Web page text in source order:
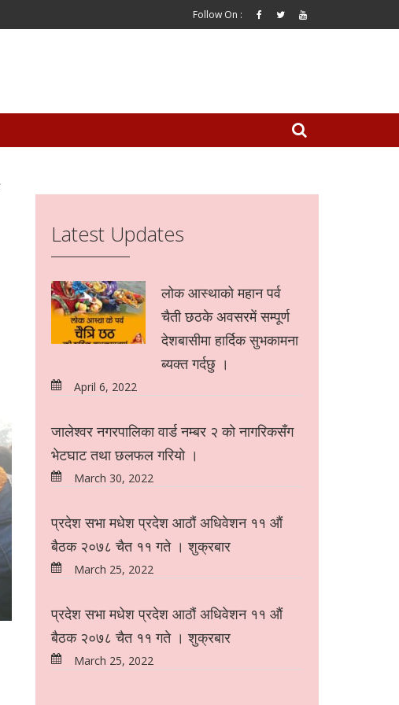
Follow On :
Latest Updates
लोक आस्थाको महान पर्व
चैती छठके अवसरमें सम्पूर्ण
देशबासीमा हार्दिक सुभकामना
ब्यक्त गर्दछु ।
April 6, 2022
जालेश्वर नगरपालिका वार्ड नम्बर २ को नागरिकसँग
भेटघाट तथा छलफल गरियो ।
March 30, 2022
प्रदेश सभा मधेश प्रदेश आठौं अधिवेशन ११ औं
बैठक २०७८ चैत ११ गते । शुक्रबार
March 25, 2022
प्रदेश सभा मधेश प्रदेश आठौं अधिवेशन ११ औं
बैठक २०७८ चैत ११ गते । शुक्रबार
March 25, 2022